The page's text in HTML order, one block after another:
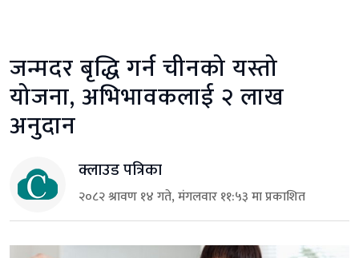
जन्मदर बृद्धि गर्न चीनको यस्तो
योजना, अभिभावकलाई २ लाख
अनुदान
क्लाउड पत्रिका
२०८२ श्रावण १४ गते, मंगलवार ११:५३ मा प्रकाशित